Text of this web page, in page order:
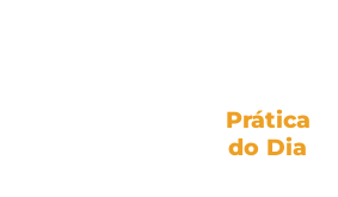
Prática
do Dia